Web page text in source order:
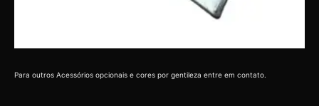
Para outros Acessórios opcionais e cores por gentileza entre em contato.